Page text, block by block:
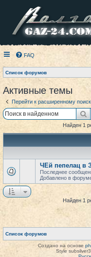
FAQ
Список форумов
Активные темы
Перейти к расширенному
Найден 1
ЧЕй пепелац в
Последнее
Добавлено в
Найден 1
Список форумов
Создано на основе
Style